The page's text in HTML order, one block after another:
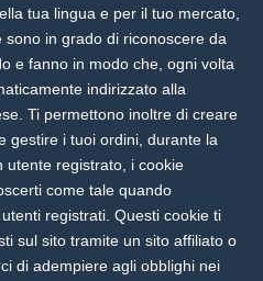
tua lingua e per il tuo mercato,
in grado di riconoscere da
e fanno in modo che, ogni volta
indirizzato alla
Ti permettono inoltre di creare
gestire i tuoi ordini, durante la
utente registrato, i cookie
come tale quando
registrati. Questi cookie ti
sul sito tramite un sito affiliato o
di adempiere agli obblighi nei